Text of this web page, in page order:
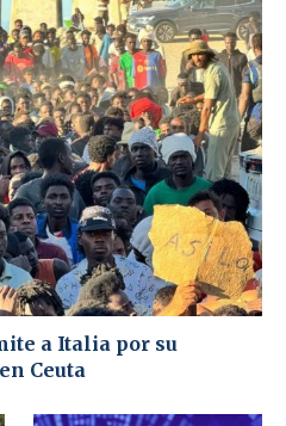
a Italia por su
Ceuta